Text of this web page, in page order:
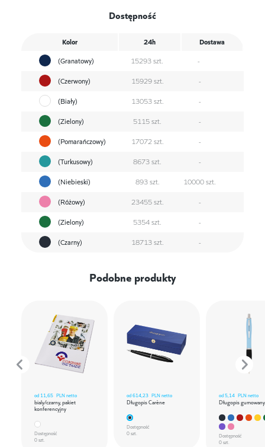
Dostępność
Kolor 24h
Dostawa
(Granatowy)
15293 szt.
-
(Czerwony)
15929 szt.
-
(Biały)
13053 szt.
-
(Zielony)
5115 szt.
-
(Pomarańczowy)
17072 szt.
-
(Turkusowy)
8673 szt.
-
(Niebieski)
893 szt.
10000 szt.
(Różowy)
23455 szt.
-
(Zielony)
5354 szt.
-
(Czarny)
18713 szt. -
Podobne produkty
od 11,65 PLN netto
bialy/czarny, pakiet
konferencyjny
Dostępność
0 szt.
od614,23 PLN netto
Długopis Carène
Dostępność
0 szt.
od5,14 PLN netto
Długopis
Dostępność
0 szt.